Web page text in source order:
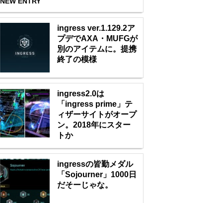
ingress ver.1.129.2ア
プデでAXA・MUFGが
別のアイテムに。提携
終了の模様
ingress2.0は
「ingress prime」テ
ィザーサイトがオープ
ン。2018年にスター
トか
ingressの皆勤メダル
「Sojourner」1000日
だそーじゃな。